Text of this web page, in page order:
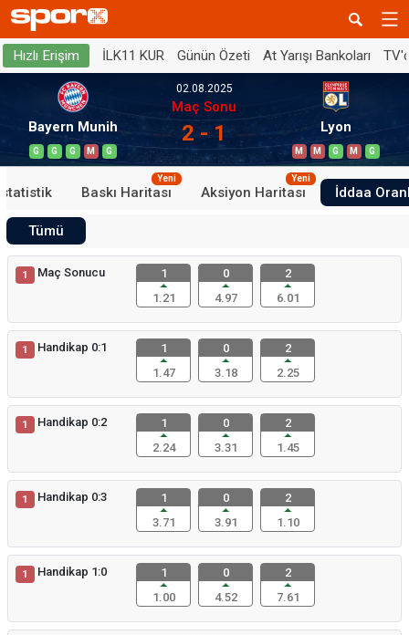
Hızlı Erişim İLK11 KUR Günün Özeti At Yarışı Bankoları
Bayern Munih
G G G M G
02.08.2025
Maç Sonu
2 - 1 Lyon
M M G M G
Baskı Haritası
Yeni
Aksiyon Haritası
Yeni
İddaa
Tümü
1 Maç Sonucu
1
1.21
0
4.97
2
6.01
1 Handikap 0:1
1
1.47
0
3.18
2
2.25
1 Handikap 0:2
1
2.24
0
3.31
2
1.45
1 Handikap 0:3
1
3.71
0
3.91
2
1.10
1 Handikap 1:0
1
1.00
0
4.52
2
7.61